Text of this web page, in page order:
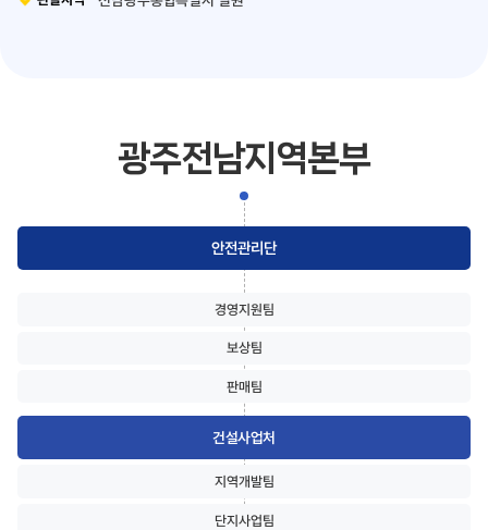
광주전남지역본부
안전관리단
경영지원팀
보상팀
판매팀
건설사업처
지역개발팀
단지사업팀